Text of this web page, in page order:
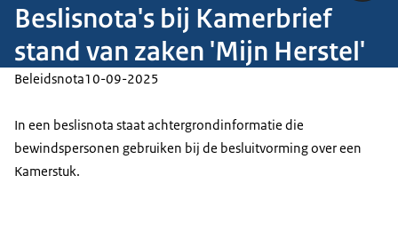
Beslisnota's bij Kamerbrief
stand van zaken 'Mijn Herstel'
Beleidsnota10-09-2025
In een beslisnota staat achtergrondinformatie die
bewindspersonen gebruiken bij de besluitvorming over een
Kamerstuk.